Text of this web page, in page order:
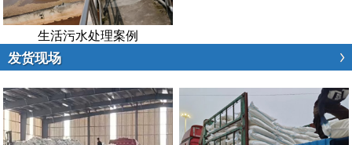
生活污水处理案例
发货现场